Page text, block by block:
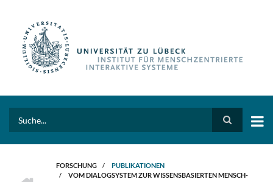
FORSCHUNG / PUBLIKATIONEN
/
VOM DIALOGSYSTEM ZUR WISSENSBASIERTEN MENSCH-